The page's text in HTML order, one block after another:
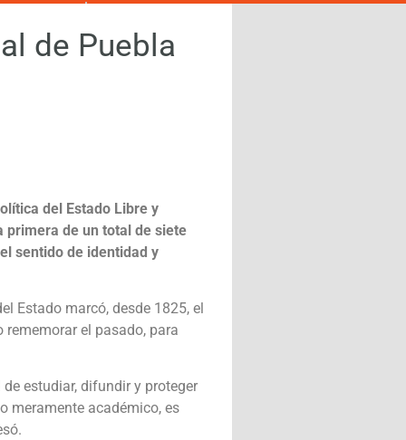
de Puebla
del Estado Libre y
primera de un total de siete
sentido de identidad y
Estado marcó, desde 1825, el
el pasado, para
estudiar, difundir y proteger
meramente académico, es